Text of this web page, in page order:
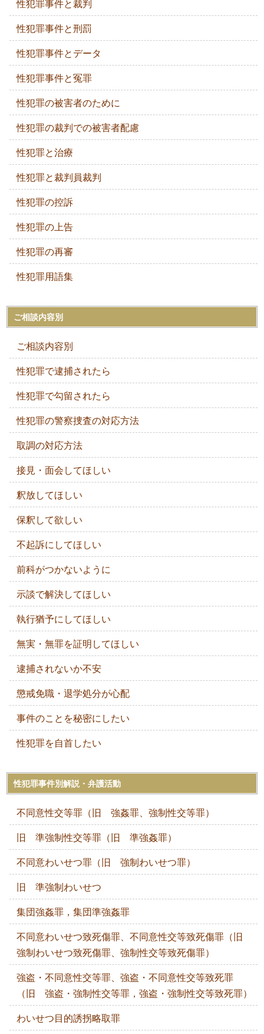
性犯罪事件と裁判
性犯罪事件と刑罰
性犯罪事件とデータ
性犯罪事件と冤罪
性犯罪の被害者のために
性犯罪の裁判での被害者配慮
性犯罪と治療
性犯罪と裁判員裁判
性犯罪の控訴
性犯罪の上告
性犯罪の再審
性犯罪用語集
ご相談内容別
ご相談内容別
性犯罪で逮捕されたら
性犯罪で勾留されたら
性犯罪の警察捜査の対応方法
取調の対応方法
接見・面会してほしい
釈放してほしい
保釈して欲しい
不起訴にしてほしい
前科がつかないように
示談で解決してほしい
執行猶予にしてほしい
無実・無罪を証明してほしい
逮捕されないか不安
懲戒免職・退学処分が心配
事件のことを秘密にしたい
性犯罪を自首したい
性犯罪事件別解説・弁護活動
不同意性交等罪（旧 強姦罪、強制性交等罪）
旧 準強制性交等罪（旧 準強姦罪）
不同意わいせつ罪（旧 強制わいせつ罪）
旧 準強制わいせつ
集団強姦罪，集団準強姦罪
不同意わいせつ致死傷罪、不同意性交等致死傷罪（旧
強制わいせつ致死傷罪、強制性交等致死傷罪）
強盗・不同意性交等罪、強盗・不同意性交等致死罪
（旧 強盗・強制性交等罪，強盗・強制性交等致死罪）
わいせつ目的誘拐略取罪